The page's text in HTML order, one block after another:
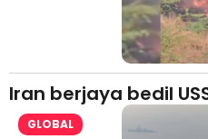
Iran berjaya bedil
GLOBAL